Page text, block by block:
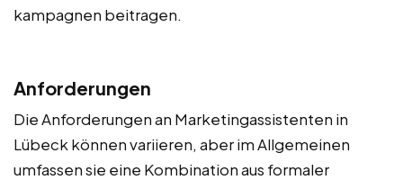
kampagnen beitragen.
Anforderungen
Die Anforderungen an Marketingassistenten in
Lübeck können variieren, aber im Allgemeinen
umfassen sie eine Kombination aus formaler